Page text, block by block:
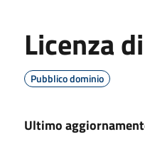
Licenza
Pubblico dominio
Ultimo